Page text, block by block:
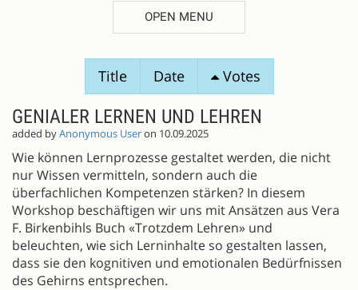
OPEN MENU
Title Date Votes
GENIALER LERNEN UND LEHREN
added byAnonymous Useron 10.09.2025
Wie können Lernprozesse gestaltet werden, die nicht
nur Wissen vermitteln, sondern auch die
überfachlichen Kompetenzen stärken? In diesem
Workshop beschäftigen wir uns mit Ansätzen aus Vera
F. Birkenbihls Buch «Trotzdem Lehren» und
beleuchten, wie sich Lerninhalte so gestalten lassen,
dass sie den kognitiven und emotionalen Bedürfnissen
des Gehirns entsprechen.